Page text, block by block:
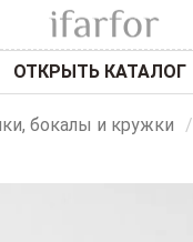
ОТКРЫТЬ КАТАЛОГ
бокалы и кружки /